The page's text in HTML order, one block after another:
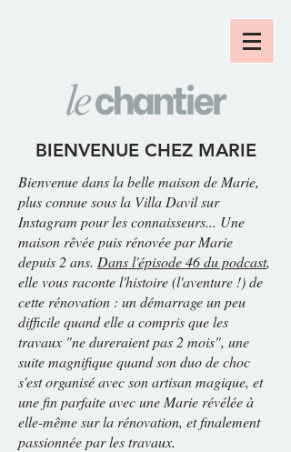
BIENVENUE CHEZ MARIE
Bienvenue dans la belle maison de Marie,
plus connue sous la Villa Davil sur
Instagram pour les connaisseurs... Une
maison rêvée puis rénovée par Marie
depuis 2 ans. Dans l'épisode 46 du podcast,
elle vous raconte l'histoire (l'aventure !) de
cette rénovation : un démarrage un peu
difficile quand elle a compris que les
travaux "ne dureraient pas 2 mois", une
suite magnifique quand son duo de choc
s'est organisé avec son artisan magique, et
une fin parfaite avec une Marie révélée à
elle-même sur la rénovation, et finalement
passionnée par les travaux.